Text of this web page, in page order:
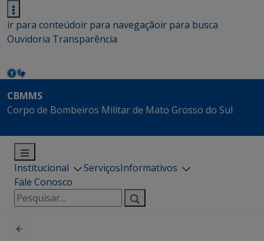
ir para conteúdoir para navegaçãoir para busca
Ouvidoria Transparência
CBMMS
Corpo de Bombeiros Militar de Mato Grosso do Sul
Institucional ServiçosInformativos
Fale Conosco
Pesquisar
por: